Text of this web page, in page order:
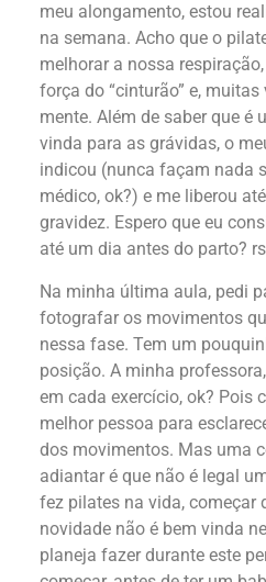
meu alongamento, estou
na semana. Acho que o
melhorar a nossa
força do “cinturão” e,
mente. Além de saber que é
vinda para as grávidas, o
indicou (nunca façam nada
médico, ok?) e me liberou
gravidez. Espero que eu
até um dia antes do parto?
Na minha última aula, pedi
fotografar os movimentos
nessa fase. Tem um
posição. A minha
em cada exercício, ok? Pois
melhor pessoa para
dos movimentos. Mas uma
adiantar é que não é legal
fez pilates na vida, começar
novidade não é bem vinda
planeja fazer durante este